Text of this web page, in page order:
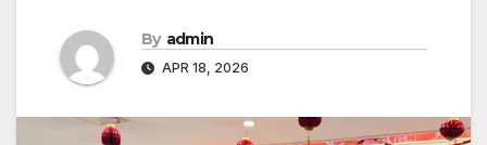
By admin
APR 18, 2026